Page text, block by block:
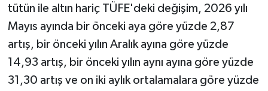
tütün ile altın hariç TÜFE'deki değişim, 2026 yılı
Mayıs ayında bir önceki aya göre yüzde 2,87
artış, bir önceki yılın Aralık ayına göre yüzde
14,93 artış, bir önceki yılın aynı ayına göre yüzde
31,30 artış ve on iki aylık ortalamalara göre yüzde